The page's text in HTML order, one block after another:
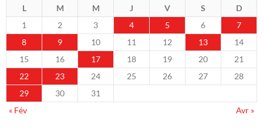
L M M J V S
D
1
2 3 4 5 6
7
8
9 10 11 12 13
14
15
16 17 18 19 20
21
22
23 24 25 26 27
28
29
30
31
« Fév
Avr »